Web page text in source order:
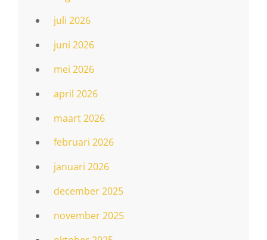
juli 2026
juni 2026
mei 2026
april 2026
maart 2026
februari 2026
januari 2026
december 2025
november 2025